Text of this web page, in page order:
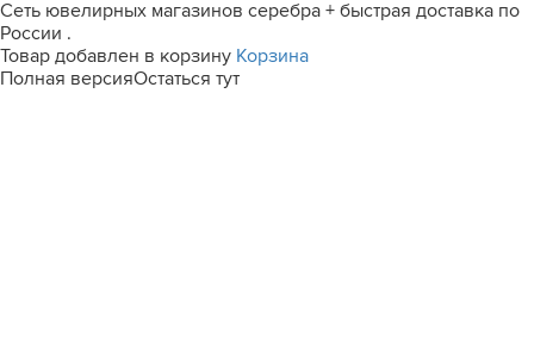
Сеть ювелирных магазинов серебра + быстрая доставка по
России .
Товар добавлен в корзину Корзина
Полная версияОстаться тут